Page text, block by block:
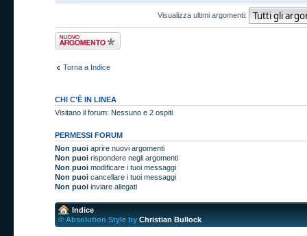
Visualizza ultimi argomenti:
Scrivi un nuovo
argomento
Torna a Indice
CHI C’È IN LINEA
Visitano il forum: Nessuno e 2 ospiti
PERMESSI FORUM
Non puoi aprire nuovi argomenti
Non puoi rispondere negli argomenti
Non puoi modificare i tuoi messaggi
Non puoi cancellare i tuoi messaggi
Non puoi inviare allegati
Indice
© Absolution Style by Christian Bullock